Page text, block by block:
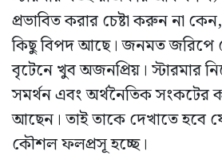
প্রভাবিত করার চেষ্টা করুন না
কিছু বিপদ আছে। জনমত জরিপে
বৃটেনে খুব অজনপ্রিয়। স্টারমার
সমর্থন এবং অর্থনৈতিক সংকটের
আছেন। তাই তাকে দেখাতে হবে
কৌশল ফলপ্রসূ হচ্ছে।